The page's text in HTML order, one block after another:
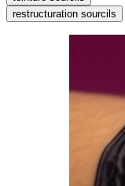
restructuration sourcils